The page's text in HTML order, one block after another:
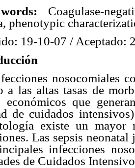
Coagulase-
phenotypic
19-10-07 / Aceptado:
nosocomiales
a las altas tasas de
económicos que
de cuidados
existe un
Las sepsis
infecciones
de Cuidados